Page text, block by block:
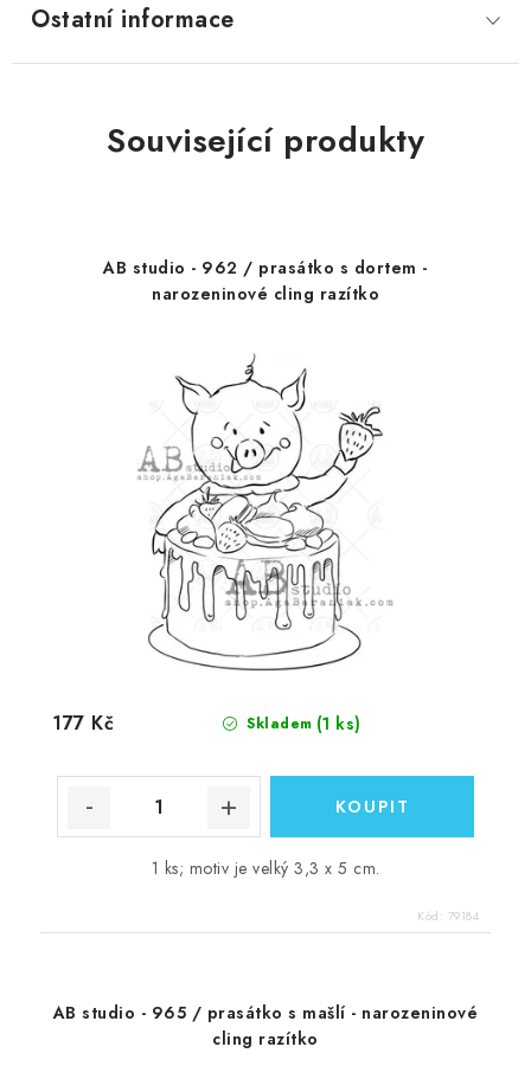
Ostatní informace
Související produkty
AB studio - 962 / prasátko s dortem -
narozeninové cling razítko
Skladem (1 ks)
177 Kč
1 ks; motiv je velký 3,3 x 5 cm.
Kód: 79184
AB studio - 965 / prasátko s mašlí - narozeninové
cling razítko